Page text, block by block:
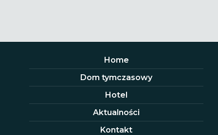
Home
Dom tymczasowy
Hotel
Aktualności
Kontakt